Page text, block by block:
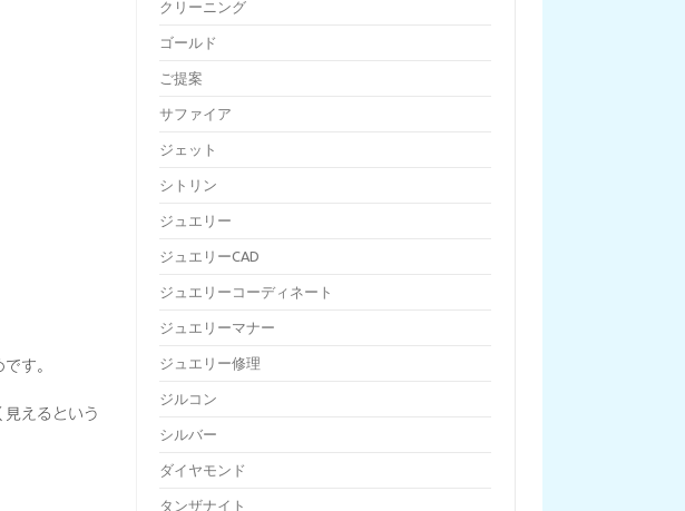
す。
えるという
クリーニング
ゴールド
ご提案
サファイア
ジェット
シトリン
ジュエリー
ジュエリーCAD
ジュエリーコーディネート
ジュエリーマナー
ジュエリー修理
ジルコン
シルバー
ダイヤモンド
タンザナイト